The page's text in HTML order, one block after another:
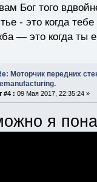
Бог того
- это когда
— это когда ты
Моторчик передних
#4 : 09 Мая 2017, 22:35:24 »
я